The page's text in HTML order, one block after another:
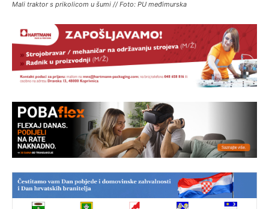
Mali traktor s prikolicom u šumi // Foto: PU međimurska